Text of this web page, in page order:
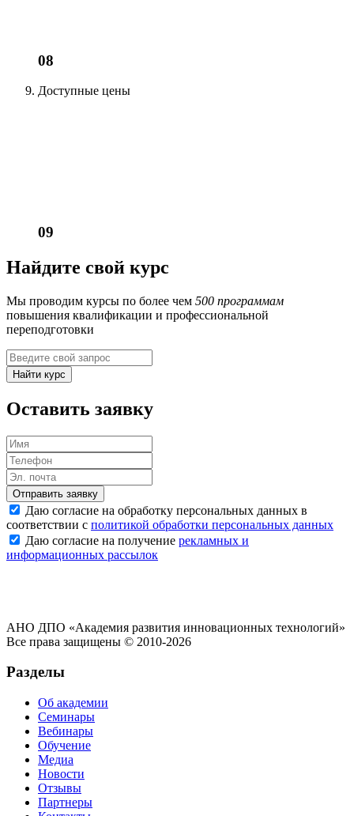
08
Доступные цены
09
Найдите свой курс
Мы проводим курсы по более чем 500 программам
повышения квалификации и профессиональной
переподготовки
Найти курс
Оставить заявку
Отправить заявку
Даю согласие на обработку персональных данных в
соответствии с политикой обработки персональных данных
Даю согласие на получение рекламных и
информационных рассылок
АНО ДПО «Академия развития инновационных технологий»
Все права защищены © 2010-2026
Разделы
Об академии
Семинары
Вебинары
Обучение
Медиа
Новости
Отзывы
Партнеры